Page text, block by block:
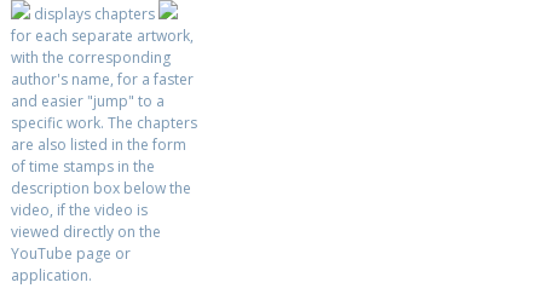
displays chapters
for each separate artwork,
with the corresponding
author's name, for a faster
and easier "jump" to a
specific work. The chapters
are also listed in the form
of time stamps in the
description box below the
video, if the video is
viewed directly on the
YouTube page or
application.